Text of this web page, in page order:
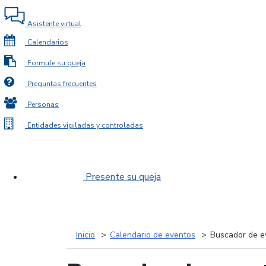
Asistente virtual
Calendarios
Formule su queja
Preguntas frecuentes
Personas
Entidades vigiladas y controladas
Presente su queja
Inicio Calendario de eventos Buscador de